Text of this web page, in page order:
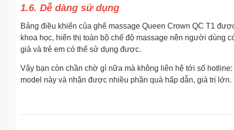
1.6. Dễ dàng sử dụng
Bảng điều khiển của ghế massage Queen Crown QC T1
khoa học, hiển thị toàn bộ chế độ massage nên người dùng
già và trẻ em có thể sử dụng được.
Vậy bạn còn chần chờ gì nữa mà không liên hệ tới số hotline:
model này và nhận được nhiều phần quà hấp dẫn, giá trị lớn.